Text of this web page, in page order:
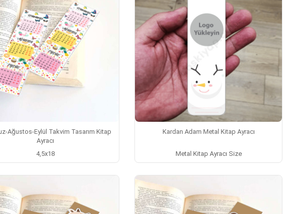
Ağustos-Eylül Takvim Tasarım Kitap
Ayracı
4,5x18
Kardan Adam Metal Kitap Ayracı
Metal Kitap Ayracı Size